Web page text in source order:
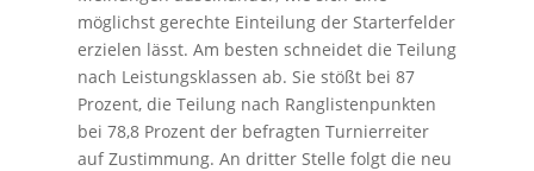
möglichst gerechte Einteilung der Starterfelder
erzielen lässt. Am besten schneidet die Teilung
nach Leistungsklassen ab. Sie stößt bei 87
Prozent, die Teilung nach Ranglistenpunkten
bei 78,8 Prozent der befragten Turnierreiter
auf Zustimmung. An dritter Stelle folgt die neu